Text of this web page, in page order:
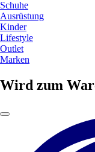
Schuhe
Ausrüstung
Kinder
Lifestyle
Outlet
Marken
Wird zum